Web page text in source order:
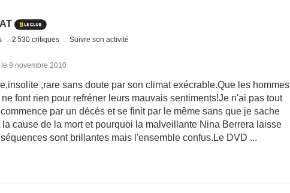
2 530 critiques Suivre son activité
le 9 novembre 2010
,rare sans doute par son climat exécrable.Que les hommes
font rien pour refréner leurs mauvais sentiments!Je n'ai pas tout
par un décès et se finit par le même sans que je sache
cause de la mort et pourquoi la malveillante Nina Berrera laisse
sont brillantes mais l'ensemble confus.Le DVD ...